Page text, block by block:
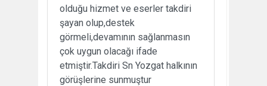
olduğu hizmet ve eserler takdiri
şayan olup,destek
görmeli,devamının sağlanmasın
çok uygun olacağı ifade
etmiştir.Takdiri Sn Yozgat halkının
görüşlerine sunmuştur